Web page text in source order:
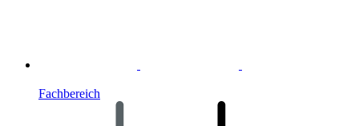
Fachbereich